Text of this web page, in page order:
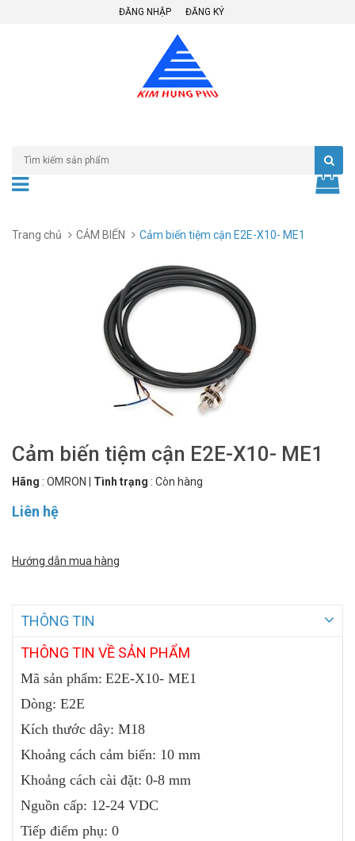
ĐĂNG NHẬP ĐĂNG KÝ
Trang chủ CẢM BIẾN Cảm biến tiệm cận E2E-X10- ME1
Cảm biến tiệm cận E2E-X10- ME1
Hãng : OMRON Tình trạng : Còn hàng
Liên hệ
Hướng dẫn mua hàng
THÔNG TIN
THÔNG TIN VỀ SẢN PHẨM
Mã sản phẩm: E2E-X10- ME1
Dòng: E2E
Kích thước dây: M18
Khoảng cách cảm biến: 10 mm
Khoảng cách cài đặt: 0-8 mm
Nguồn cấp: 12-24 VDC
Tiếp điểm phụ: 0